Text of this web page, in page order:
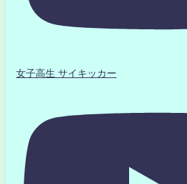
女子高生 サイキッカー